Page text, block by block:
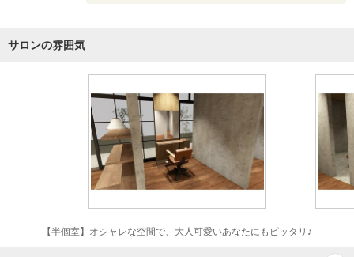
サロンの雰囲気
【半個室】オシャレな空間で、大人可愛いあなたにもピッタリ♪